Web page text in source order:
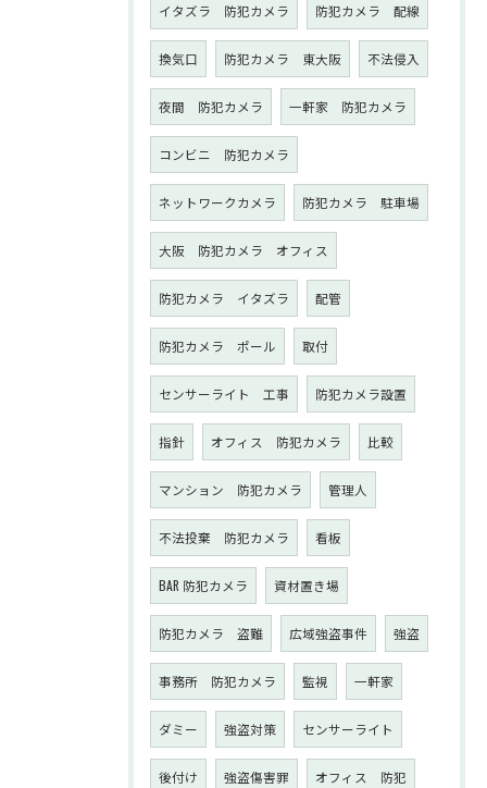
イタズラ 防犯カメラ 防犯カメラ 配線
換気口 防犯カメラ 東大阪 不法侵入
夜間 防犯カメラ 一軒家 防犯カメラ
コンビニ 防犯カメラ
ネットワークカメラ 防犯カメラ 駐車場
大阪 防犯カメラ オフィス
防犯カメラ イタズラ 配管
防犯カメラ ポール 取付
センサーライト 工事 防犯カメラ設置
指針 オフィス 防犯カメラ 比較
マンション 防犯カメラ 管理人
不法投棄 防犯カメラ 看板
BAR 防犯カメラ 資材置き場
防犯カメラ 盗難 広域強盗事件 強盗
事務所 防犯カメラ 監視 一軒家
ダミー 強盗対策 センサーライト
後付け 強盗傷害罪 オフィス 防犯